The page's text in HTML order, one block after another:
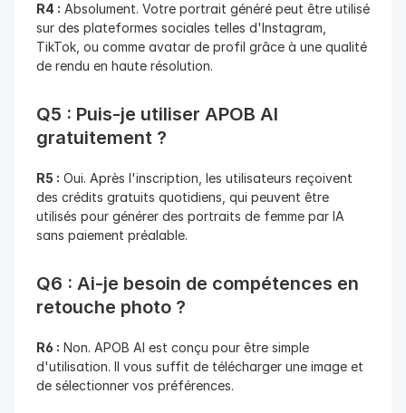
R4 : Absolument. Votre portrait généré peut être utilisé
sur des plateformes sociales telles d'Instagram,
TikTok, ou comme avatar de profil grâce à une qualité
de rendu en haute résolution.
Q5 : Puis-je utiliser APOB AI
gratuitement ?
R5 : Oui. Après l'inscription, les utilisateurs reçoivent
des crédits gratuits quotidiens, qui peuvent être
utilisés pour générer des portraits de femme par IA
sans paiement préalable.
Q6 : Ai-je besoin de compétences en
retouche photo ?
R6 : Non. APOB AI est conçu pour être simple
d'utilisation. Il vous suffit de télécharger une image et
de sélectionner vos préférences.